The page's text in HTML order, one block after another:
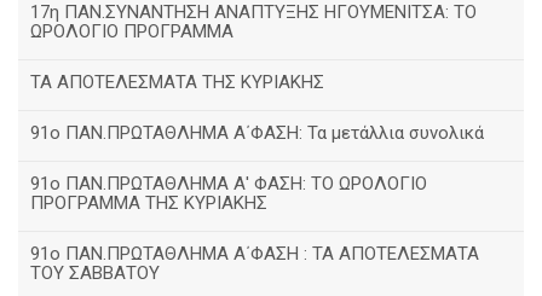
17η ΠΑΝ.ΣΥΝΑΝΤΗΣΗ ΑΝΑΠΤΥΞΗΣ ΗΓΟΥΜΕΝΙΤΣΑ: ΤΟ
ΩΡΟΛΟΓΙΟ ΠΡΟΓΡΑΜΜΑ
ΤΑ ΑΠΟΤΕΛΕΣΜΑΤΑ ΤΗΣ ΚΥΡΙΑΚΗΣ
91ο ΠΑΝ.ΠΡΩΤΑΘΛΗΜΑ Α΄ΦΑΣΗ: Τα μετάλλια συνολικά
91ο ΠΑΝ.ΠΡΩΤΑΘΛΗΜΑ Α' ΦΑΣΗ: ΤΟ ΩΡΟΛΟΓΙΟ
ΠΡΟΓΡΑΜΜΑ ΤΗΣ ΚΥΡΙΑΚΗΣ
91ο ΠΑΝ.ΠΡΩΤΑΘΛΗΜΑ Α΄ΦΑΣΗ : ΤΑ ΑΠΟΤΕΛΕΣΜΑΤΑ
ΤΟΥ ΣΑΒΒΑΤΟΥ